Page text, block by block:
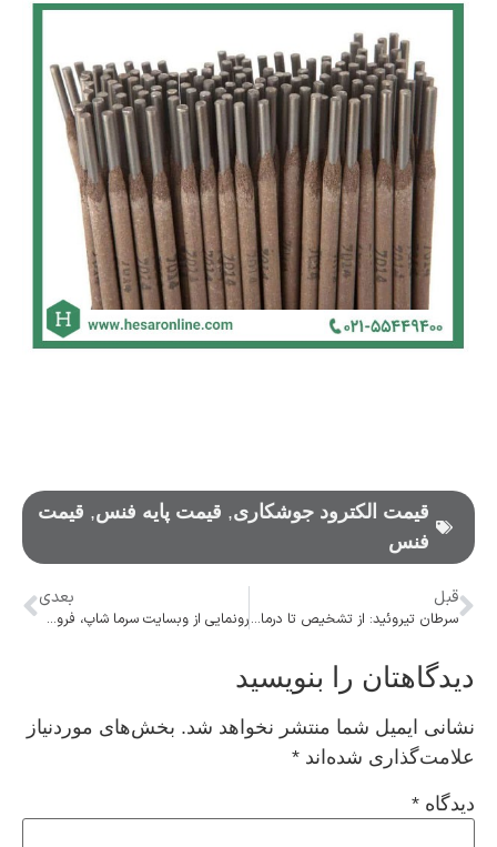
قیمت الکترود جوشکاری, قیمت پایه فنس, قیمت
فنس
قبل
سرطان تیروئید: از تشخیص تا درمان + علائم
بعدی
رونمایی از وبسایت سرما شاپ، فروشگاه تخصصی انواع کولر
دیدگاهتان را بنویسید
نشانی ایمیل شما منتشر نخواهد شد. بخش‌های موردنیاز
علامت‌گذاری شده‌اند *
دیدگاه *